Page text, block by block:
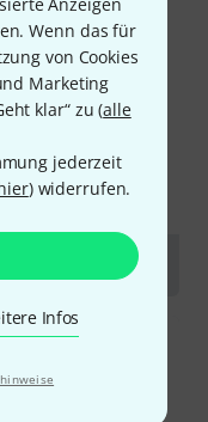
Wenn das für
von Cookies
Marketing
klar“ zu (alle
jederzeit
) widerrufen.
Infos